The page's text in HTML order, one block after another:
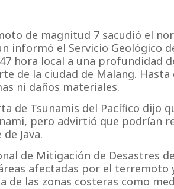
de magnitud 7 sacudió el
informó el Servicio Geológico
hora local a una profundidad
de la ciudad de Malang.
ni daños materiales.
de Tsunamis del Pacífico dijo
pero advirtió que podrían
Java.
de Mitigación de Desastres
afectadas por el terremoto
de las zonas costeras como